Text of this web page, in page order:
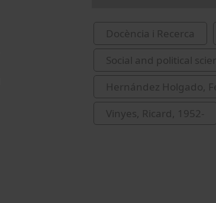
Docència i Recerca
Social and political
Hernández Holgado,
Vinyes, Ricard, 1952-